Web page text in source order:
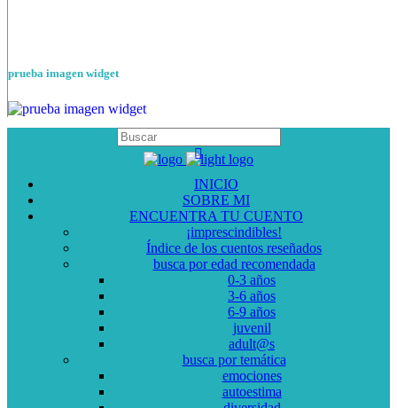
prueba imagen widget
INICIO
SOBRE MI
ENCUENTRA TU CUENTO
¡imprescindibles!
Índice de los cuentos reseñados
busca por edad recomendada
0-3 años
3-6 años
6-9 años
juvenil
adult@s
busca por temática
emociones
autoestima